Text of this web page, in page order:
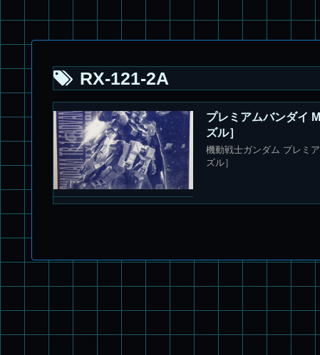
RX-121-2A
プレミアムバンダイ
ズル］
機動戦士ガンダム プレミ
ズル］